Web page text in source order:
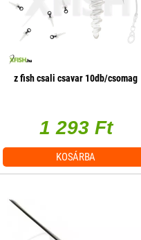
z fish csali csavar 10db/csomag
1 293 Ft
KOSÁRBA